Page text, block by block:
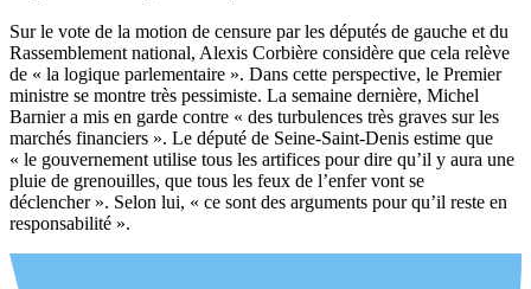
Sur le vote de la motion de censure par les députés de gauche et du
Rassemblement national, Alexis Corbière considère que cela relève
de « la logique parlementaire ». Dans cette perspective, le Premier
ministre se montre très pessimiste. La semaine dernière, Michel
Barnier a mis en garde contre « des turbulences très graves sur les
marchés financiers ». Le député de Seine-Saint-Denis estime que
« le gouvernement utilise tous les artifices pour dire qu’il y aura une
pluie de grenouilles, que tous les feux de l’enfer vont se
déclencher ». Selon lui, « ce sont des arguments pour qu’il reste en
responsabilité ».